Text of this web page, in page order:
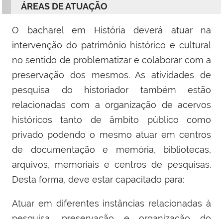
ÁREAS DE ATUAÇÃO
O bacharel em História deverá atuar na
intervenção do patrimônio histórico e cultural
no sentido de problematizar e colaborar com a
preservação dos mesmos. As atividades de
pesquisa do historiador também estão
relacionadas com a organização de acervos
históricos tanto de âmbito público como
privado podendo o mesmo atuar em centros
de documentação e memória, bibliotecas,
arquivos, memoriais e centros de pesquisas.
Desta forma, deve estar capacitado para:
Atuar em diferentes instâncias relacionadas à